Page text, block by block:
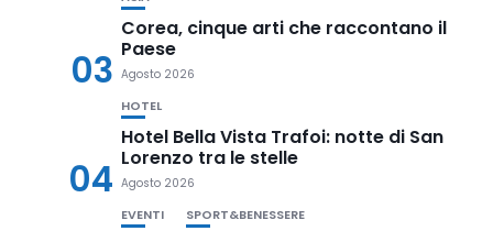
03
Corea, cinque arti che raccontano il
Paese
Agosto 2026
04
HOTEL
Hotel Bella Vista Trafoi: notte di San
Lorenzo tra le stelle
Agosto 2026
EVENTI SPORT&BENESSERE